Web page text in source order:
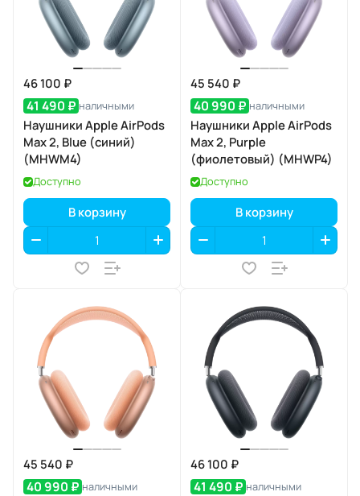
46 100 ₽
41 490 ₽ наличными
Наушники Apple AirPods
Max 2, Blue (синий)
(MHWM4)
Доступно
В корзину
45 540 ₽
40 990 ₽ наличными
Наушники Apple AirPods
Max 2, Purple
(фиолетовый) (MHWP4)
Доступно
В корзину
45 540 ₽
40 990 ₽ наличными
46 100 ₽
41 490 ₽ наличными